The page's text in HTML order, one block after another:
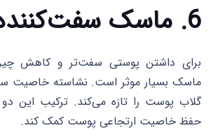
6. ماسک سفت‌کننده پوست
برای داشتن پوستی سفت‌تر و کاهش
ماسک بسیار موثر است. نشاسته خاصیت
گلاب پوست را تازه می‌کند. ترکیب این دو
حفظ خاصیت ارتجاعی پوست کمک کند.